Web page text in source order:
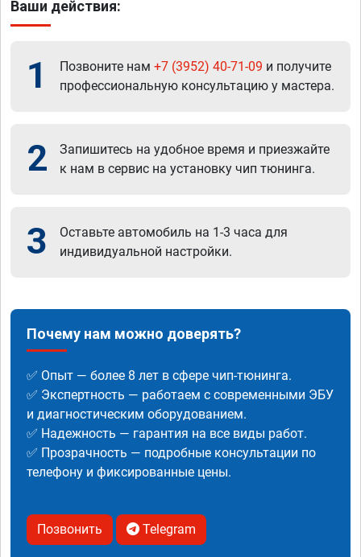
Ваши действия:
1 Позвоните нам +7 (3952) 40-71-09 и получите
профессиональную консультацию у мастера.
2
Запишитесь на удобное время и приезжайте
к нам в сервис на установку чип тюнинга.
3
Оставьте автомобиль на 1-3 часа для
индивидуальной настройки.
Почему нам можно доверять?
✅ Опыт — более 8 лет в сфере чип-тюнинга.
✅ Экспертность — работаем с современными ЭБУ
и диагностическим оборудованием.
✅ Надежность — гарантия на все виды работ.
✅ Прозрачность — подробные консультации по
телефону и фиксированные цены.
Позвонить Telegram